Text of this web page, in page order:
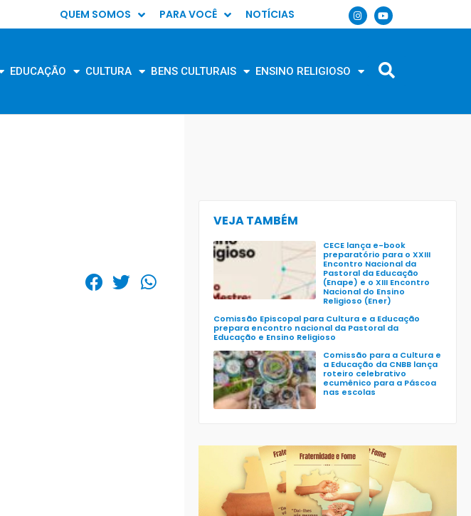
QUEM SOMOS PARA VOCÊ NOTÍCIAS
EDUCAÇÃO CULTURA BENS CULTURAIS ENSINO RELIGIOSO
VEJA TAMBÉM
CECE lança e-book
preparatório para o XXIII
Encontro Nacional da
Pastoral da Educação
(Enape) e o XIII Encontro
Nacional do Ensino
Religioso (Ener)
Comissão Episcopal para Cultura e a Educação
prepara encontro nacional da Pastoral da
Educação e Ensino Religioso
Comissão para a Cultura e
a Educação da CNBB lança
roteiro celebrativo
ecumênico para a Páscoa
nas escolas